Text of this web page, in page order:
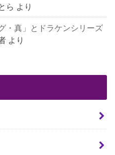
ら より
・真」とドラケンシリーズ
より